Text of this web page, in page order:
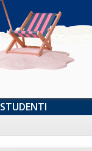
STUDENTI